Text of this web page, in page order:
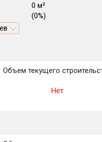
0 м²
(0%)
Объем текущего
Нет